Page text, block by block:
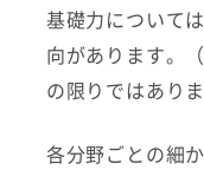
基礎力について
向があります。
の限りではありま
各分野ごとの細